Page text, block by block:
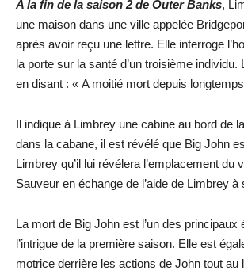
A la fin de la saison 2 de Outer Banks,
une maison dans une ville appelée
après avoir reçu une lettre. Elle interroge
la porte sur la santé d’un troisième individu.
en disant : « A moitié mort depuis
Il indique à Limbrey une cabine au bord de
dans la cabane, il est révélé que Big John
Limbrey qu’il lui révélera l’emplacement du
Sauveur en échange de l’aide de Limbrey à
La mort de Big John est l’un des principaux
l’intrigue de la première saison. Elle est
motrice derrière les actions de John tout au